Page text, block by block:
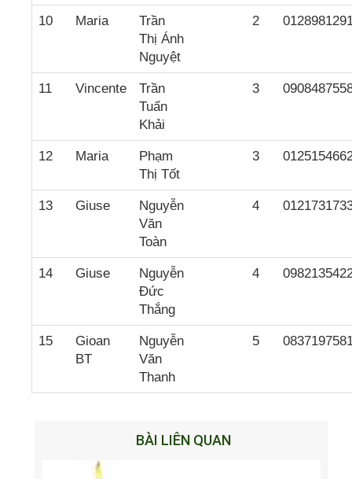
10 Maria
Trần
Thị Ánh
Nguyệt
2
11 Vincente
Trần
Tuấn
Khải
3
12 Maria
Phạm
Thị Tốt
3
13 Giuse
Nguyễn
Văn
Toàn
4
14 Giuse
Nguyễn
Đức
Thắng
4
15
Gioan
BT
Nguyễn
Văn
Thanh
5
BÀI LIÊN QUAN